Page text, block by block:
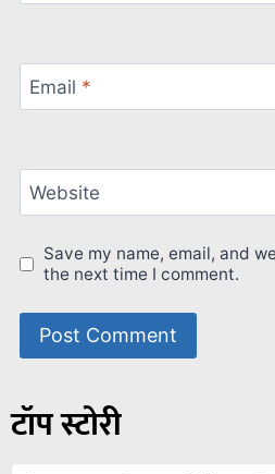
Email *
Website
Save my name, email, and
the next time I comment.
टॉप स्टोरी